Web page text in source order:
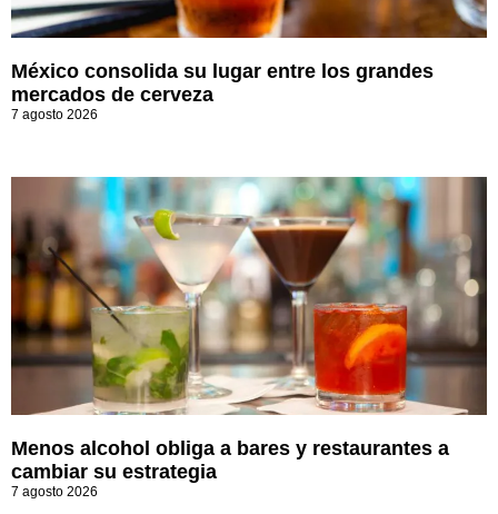
México consolida su lugar entre los grandes
mercados de cerveza
7 agosto 2026
Menos alcohol obliga a bares y restaurantes a
cambiar su estrategia
7 agosto 2026